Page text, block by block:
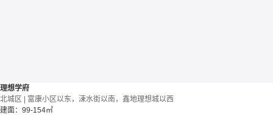
理想学府
北城区 | 富康小区以东，涑水街以南，鑫地理想城以西
建面：99-154㎡